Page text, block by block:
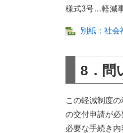
様式3号…軽減
別紙：社会
8．問
この軽減制度
の交付申請が必
必要な手続き